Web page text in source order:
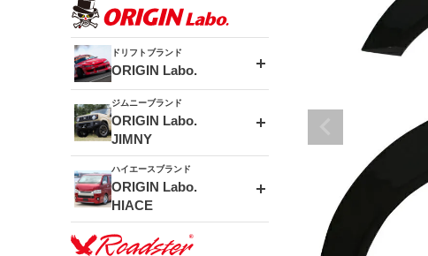
ドリフトブランド
ORIGIN Labo.
エアロシリーズ
ドリフトライン
風神(180SX)
フロントフェンダー
リアフェンダー
ジムニーブランド
ORIGIN Labo.
JIMNY
アルミホイール
MUD-ZEUS
アルミホイール
MUD-SR7
ハイエースブランド
ORIGIN Labo.
HIACE
エアロシリーズ